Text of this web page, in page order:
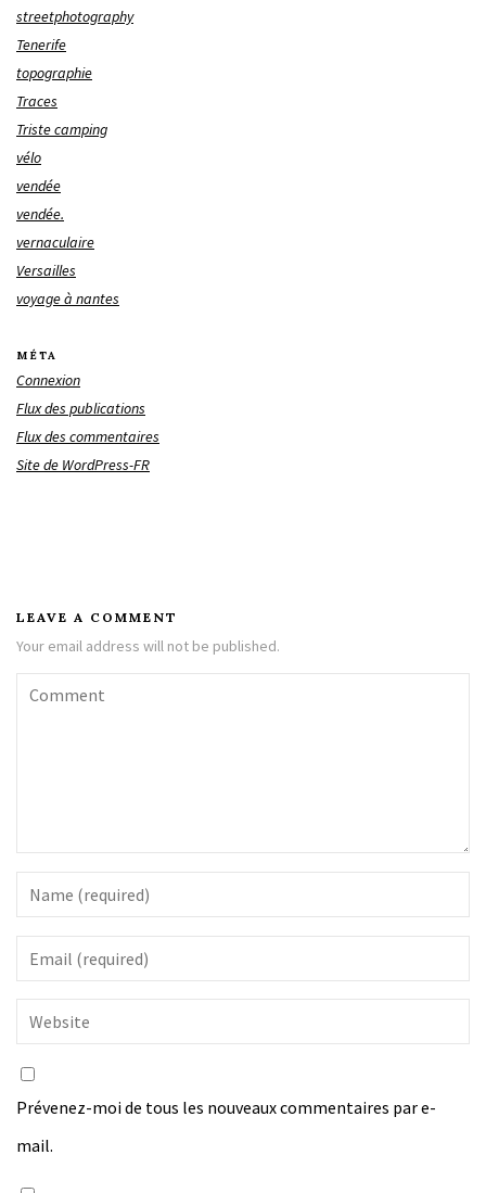
streetphotography
Tenerife
topographie
Traces
Triste camping
vélo
vendée
vendée.
vernaculaire
Versailles
voyage à nantes
MÉTA
Connexion
Flux des publications
Flux des commentaires
Site de WordPress-FR
LEAVE A COMMENT
Your email address will not be published.
Prévenez-moi de tous les nouveaux commentaires par e-
mail.